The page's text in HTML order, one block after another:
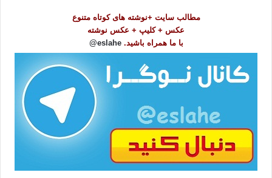
مطالب سایت +نوشته های کوتاه متنوع
عکس + کلیپ + عکس نوشته
با ما همراه باشید. eslahe@